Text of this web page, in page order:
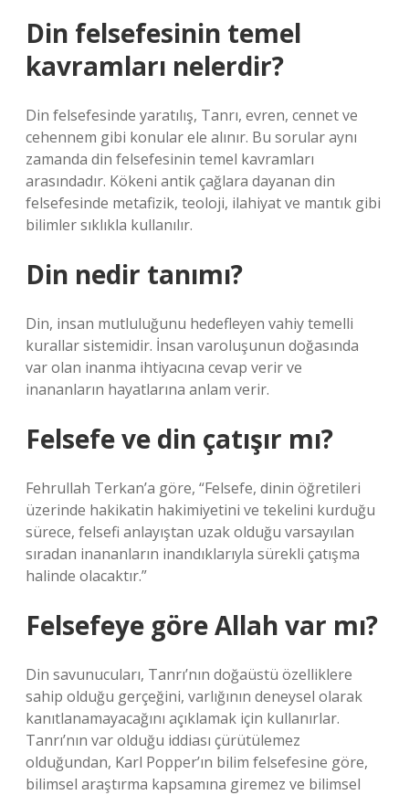
Din felsefesinin temel
kavramları nelerdir?
Din felsefesinde yaratılış, Tanrı, evren, cennet ve
cehennem gibi konular ele alınır. Bu sorular aynı
zamanda din felsefesinin temel kavramları
arasındadır. Kökeni antik çağlara dayanan din
felsefesinde metafizik, teoloji, ilahiyat ve mantık gibi
bilimler sıklıkla kullanılır.
Din nedir tanımı?
Din, insan mutluluğunu hedefleyen vahiy temelli
kurallar sistemidir. İnsan varoluşunun doğasında
var olan inanma ihtiyacına cevap verir ve
inananların hayatlarına anlam verir.
Felsefe ve din çatışır mı?
Fehrullah Terkan’a göre, “Felsefe, dinin öğretileri
üzerinde hakikatin hakimiyetini ve tekelini kurduğu
sürece, felsefi anlayıştan uzak olduğu varsayılan
sıradan inananların inandıklarıyla sürekli çatışma
halinde olacaktır.”
Felsefeye göre Allah var mı?
Din savunucuları, Tanrı’nın doğaüstü özelliklere
sahip olduğu gerçeğini, varlığının deneysel olarak
kanıtlanamayacağını açıklamak için kullanırlar.
Tanrı’nın var olduğu iddiası çürütülemez
olduğundan, Karl Popper’ın bilim felsefesine göre,
bilimsel araştırma kapsamına giremez ve bilimsel